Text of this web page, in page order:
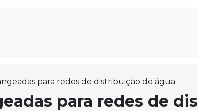
para redes de distribuição de água
para redes de